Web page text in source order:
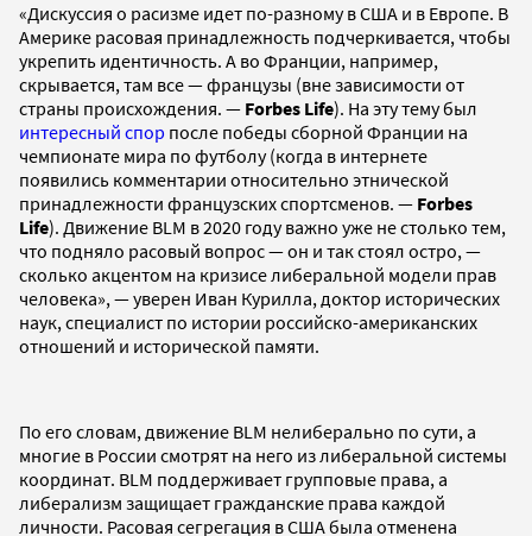
«Дискуссия о расизме идет по-разному в США и в Европе. В
Америке расовая принадлежность подчеркивается, чтобы
укрепить идентичность. А во Франции, например,
скрывается, там все — французы (вне зависимости от
страны происхождения. — Forbes Life). На эту тему был
интересный спор после победы сборной Франции на
чемпионате мира по футболу (когда в интернете
появились комментарии относительно этнической
принадлежности французских спортсменов. — Forbes
Life). Движение BLM в 2020 году важно уже не столько тем,
что подняло расовый вопрос — он и так стоял остро, —
сколько акцентом на кризисе либеральной модели прав
человека», — уверен Иван Курилла, доктор исторических
наук, специалист по истории российско-американских
отношений и исторической памяти.
По его словам, движение BLM нелиберально по сути, а
многие в России смотрят на него из либеральной системы
координат. BLM поддерживает групповые права, а
либерализм защищает гражданские права каждой
личности. Расовая сегрегация в США была отменена